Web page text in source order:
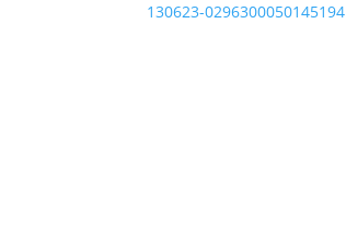
130623-0296300050145194